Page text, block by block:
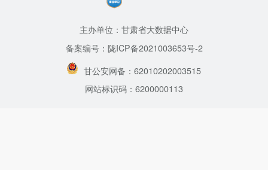
主办单位：甘肃省大数据中心
备案编号：陇ICP备2021003653号-2
甘公安网备：62010202003515
网站标识码：6200000113